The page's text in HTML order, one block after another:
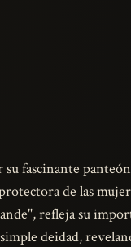
fascinante
de las
refleja su
deidad,